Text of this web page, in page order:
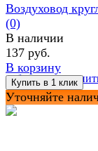
избранное
Воздуховод
(0)
В наличии
137 руб.
В корзину
Уточняйте